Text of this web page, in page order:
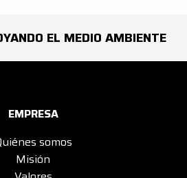
EL MEDIO AMBIENTE
EMPRESA
somos
Misión